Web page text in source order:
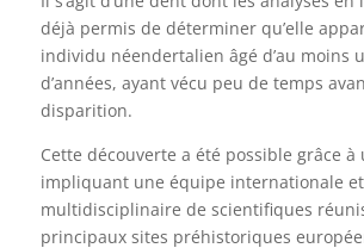
déjà permis de déterminer qu’elle
individu néendertalien âgé d’au moins
d’années, ayant vécu peu de temps
disparition.
Cette découverte a été possible grâce
impliquant une équipe internationale et
multidisciplinaire de scientifiques
principaux sites préhistoriques